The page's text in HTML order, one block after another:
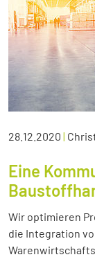
28.12.2020 |
Eine
Wir optimieren
die Integration